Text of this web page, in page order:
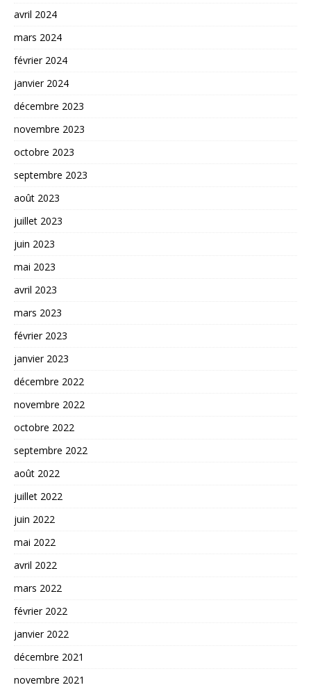
avril 2024
mars 2024
février 2024
janvier 2024
décembre 2023
novembre 2023
octobre 2023
septembre 2023
août 2023
juillet 2023
juin 2023
mai 2023
avril 2023
mars 2023
février 2023
janvier 2023
décembre 2022
novembre 2022
octobre 2022
septembre 2022
août 2022
juillet 2022
juin 2022
mai 2022
avril 2022
mars 2022
février 2022
janvier 2022
décembre 2021
novembre 2021